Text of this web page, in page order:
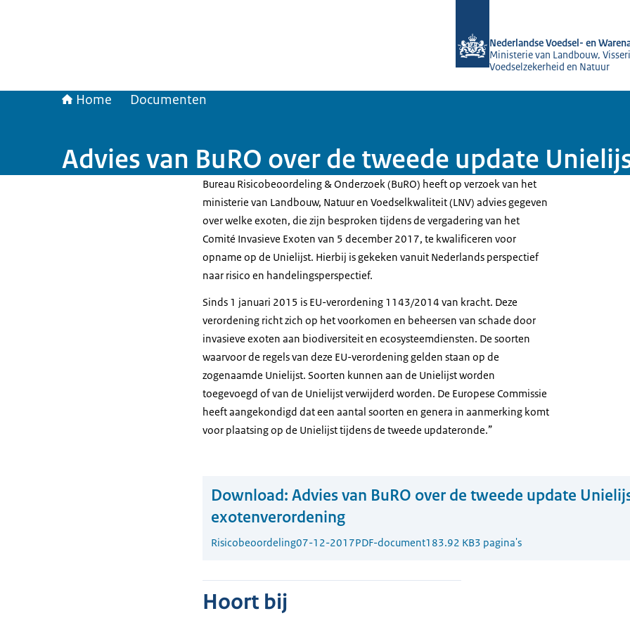
Nederlandse Voedsel- en
Ministerie van Landbouw,
Voedselzekerheid en Natuur
Home Documenten
Advies van BuRO over de tweede update
Bureau Risicobeoordeling & Onderzoek (BuRO) heeft op verzoek van het
ministerie van Landbouw, Natuur en Voedselkwaliteit (LNV) advies gegeven
over welke exoten, die zijn besproken tijdens de vergadering van het
Comité Invasieve Exoten van 5 december 2017, te kwalificeren voor
opname op de Unielijst. Hierbij is gekeken vanuit Nederlands perspectief
naar risico en handelingsperspectief.
Sinds 1 januari 2015 is EU-verordening 1143/2014 van kracht. Deze
verordening richt zich op het voorkomen en beheersen van schade door
invasieve exoten aan biodiversiteit en ecosysteemdiensten. De soorten
waarvoor de regels van deze EU-verordening gelden staan op de
zogenaamde Unielijst. Soorten kunnen aan de Unielijst worden
toegevoegd of van de Unielijst verwijderd worden. De Europese Commissie
heeft aangekondigd dat een aantal soorten en genera in aanmerking komt
voor plaatsing op de Unielijst tijdens de tweede updateronde.”
Download: Advies van BuRO over de tweede update
exotenverordening
Risicobeoordeling07-12-2017PDF-document183.92 KB3 pagina's
Hoort bij